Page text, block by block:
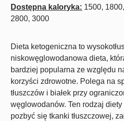
Dostępna kaloryka: 1500,
2800, 3000
Dieta ketogeniczna to
niskowęglowodanowa dieta,
bardziej popularna ze względu
korzyści zdrowotne. Polega na
tłuszczów i białek przy
węglowodanów. Ten rodzaj
pozbyć się tkanki tłuszczowej,